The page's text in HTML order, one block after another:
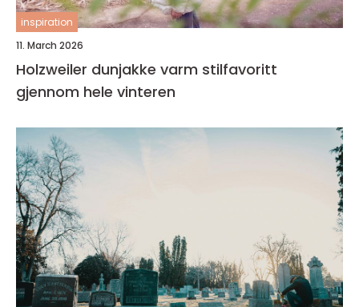
inspiration
11. March 2026
Holzweiler dunjakke varm stilfavoritt
gjennom hele vinteren